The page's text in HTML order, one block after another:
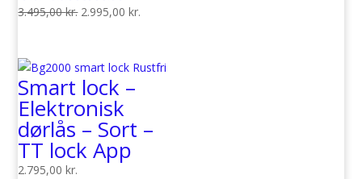
3.495,00kr. Den
var:
3.495,00 kr..
2.995,00kr.
er:
Smart lock –
Elektronisk
dørlås – Sort –
TT lock App
2.795,00kr.